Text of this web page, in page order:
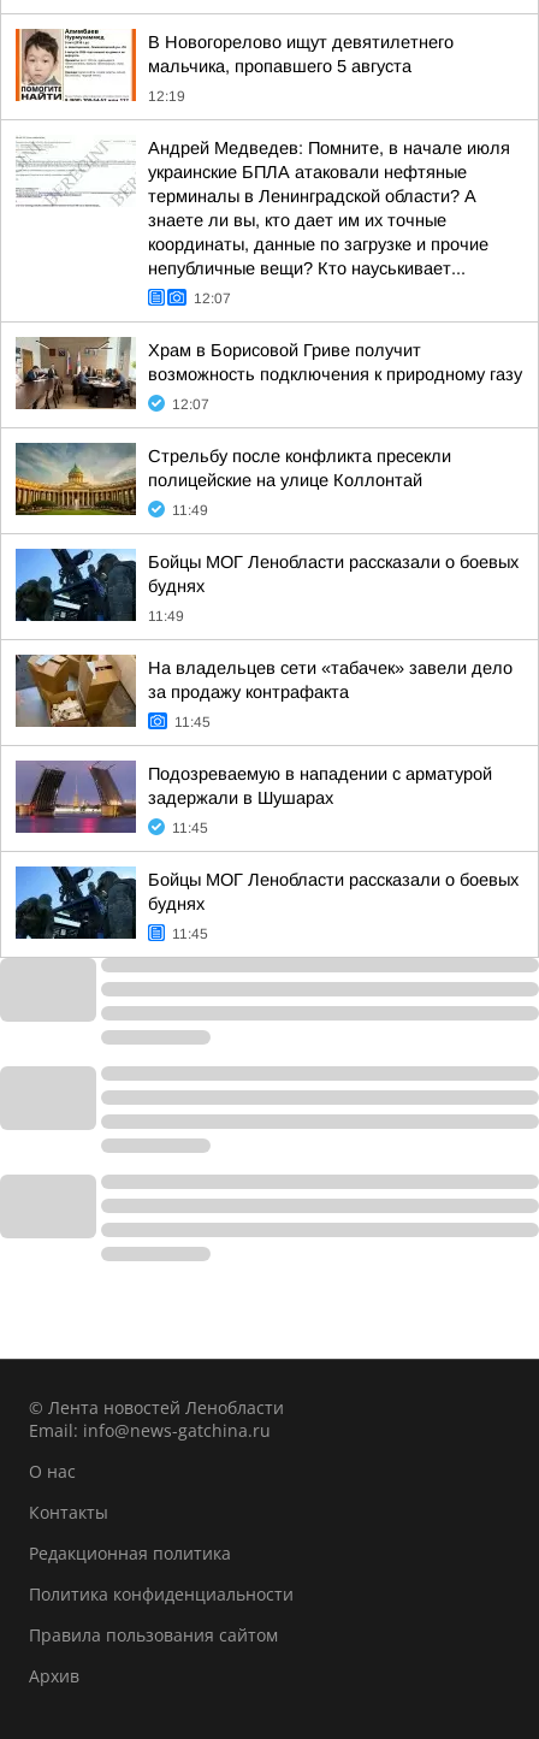
В Новогорелово ищут девятилетнего
мальчика, пропавшего 5 августа
12:19
Андрей Медведев: Помните, в начале июля
украинские БПЛА атаковали нефтяные
терминалы в Ленинградской области? А
знаете ли вы, кто дает им их точные
координаты, данные по загрузке и прочие
непубличные вещи? Кто науськивает...
12:07
Храм в Борисовой Гриве получит
возможность подключения к природному газу
12:07
Стрельбу после конфликта пресекли
полицейские на улице Коллонтай
11:49
Бойцы МОГ Ленобласти рассказали о боевых
буднях
11:49
На владельцев сети «табачек» завели дело
за продажу контрафакта
11:45
Подозреваемую в нападении с арматурой
задержали в Шушарах
11:45
Бойцы МОГ Ленобласти рассказали о боевых
буднях
11:45
© Лента новостей Ленобласти
Email: info@news-gatchina.ru
О нас
Контакты
Редакционная политика
Политика конфиденциальности
Правила пользования сайтом
Архив